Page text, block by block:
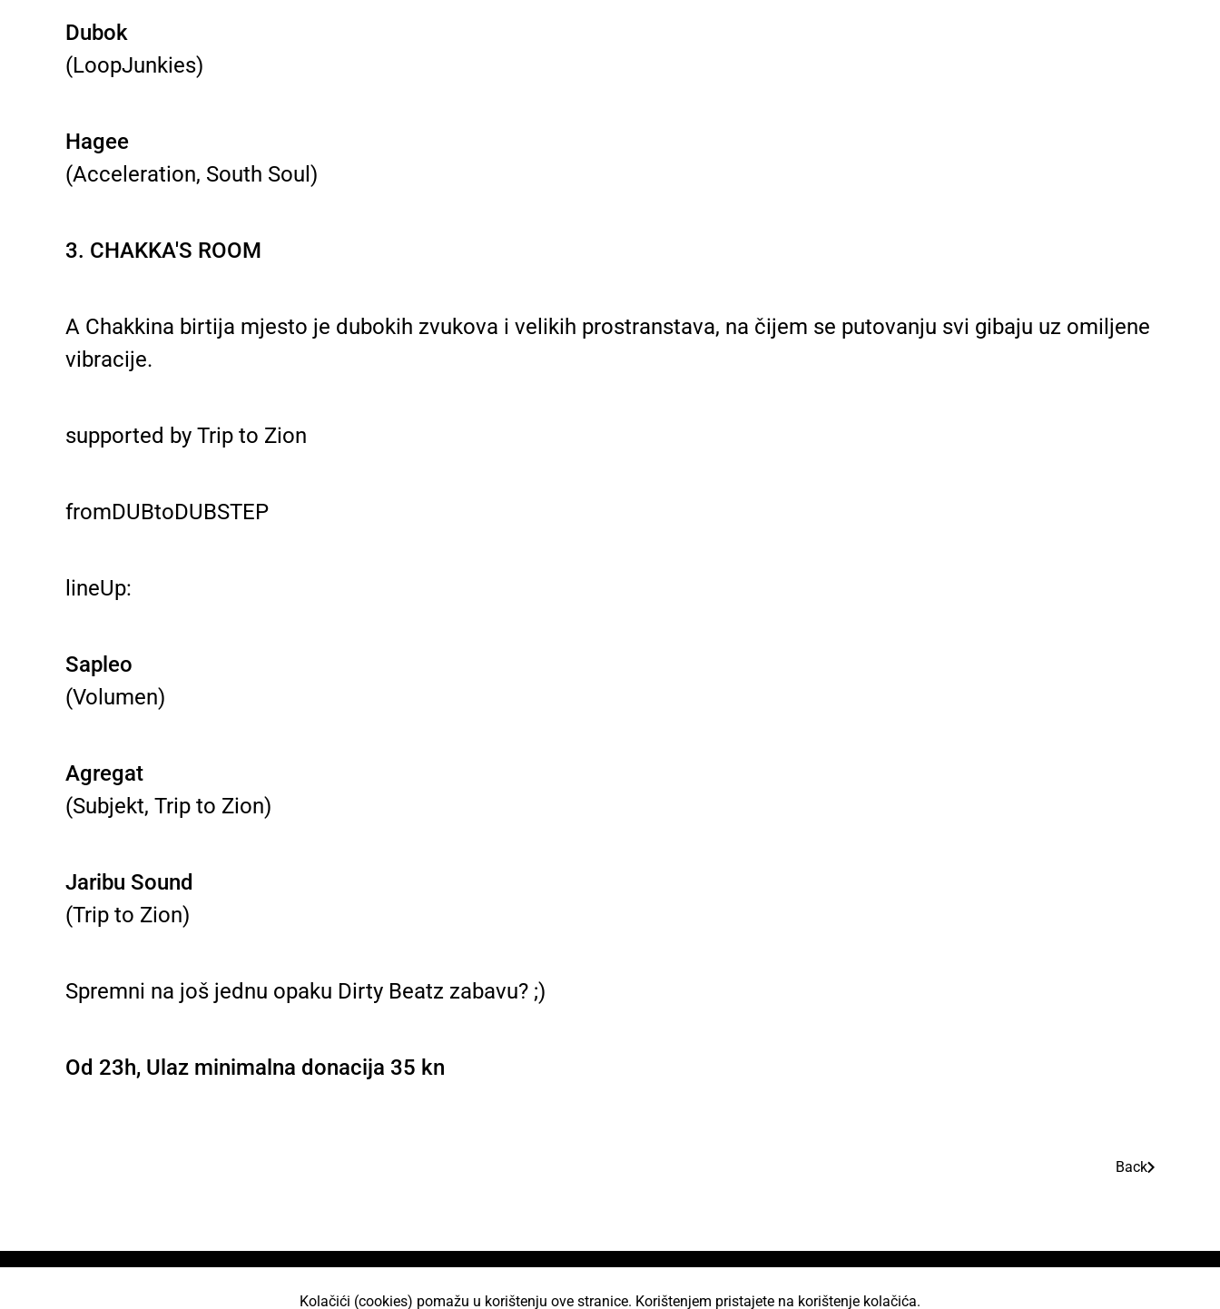
Dubok
(LoopJunkies)
Hagee
(Acceleration, South Soul)
3. CHAKKA'S ROOM
A Chakkina birtija mjesto je dubokih zvukova i velikih prostranstava, na čijem se putovanju svi gibaju uz omiljene
vibracije.
supported by Trip to Zion
fromDUBtoDUBSTEP
lineUp:
Sapleo
(Volumen)
Agregat
(Subjekt, Trip to Zion)
Jaribu Sound
(Trip to Zion)
Spremni na još jednu opaku Dirty Beatz zabavu? ;)
Od 23h, Ulaz minimalna donacija 35 kn
Back
ProjectsKolačići (cookies) pomažu u korištenju ove stranice. Korištenjem pristajete na korištenje kolačića.